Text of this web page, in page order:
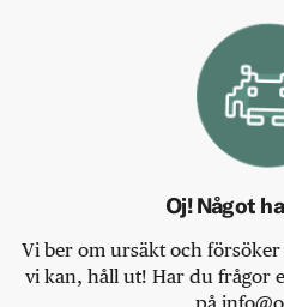
Oj! Något
Vi ber om ursäkt och
vi kan, håll ut! Har du frågor